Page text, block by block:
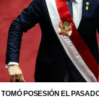
POSESIÓN EL